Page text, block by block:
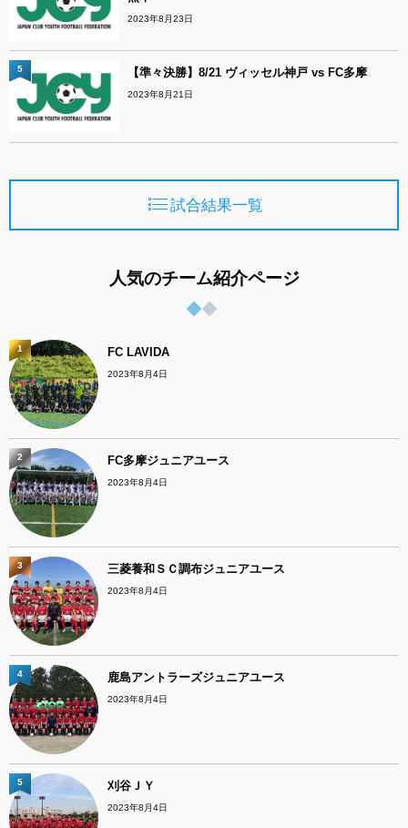
2023年8月23日
【準々決勝】8/21 ヴィッセル神戸 vs FC多摩
2023年8月21日
5
試合結果一覧
人気のチーム紹介ページ
FC LAVIDA
2023年8月4日
1
FC多摩ジュニアユース
2023年8月4日
2
三菱養和ＳＣ調布ジュニアユース
2023年8月4日
3
鹿島アントラーズジュニアユース
2023年8月4日
4
刈谷ＪＹ
2023年8月4日
5